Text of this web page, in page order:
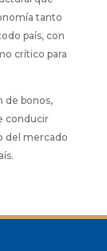
tanto
país, con
crítico para
de bonos,
conducir
del mercado